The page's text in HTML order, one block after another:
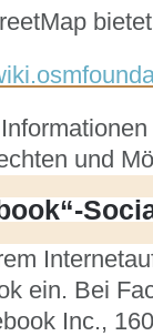
und
ein. Bei
Inc.,